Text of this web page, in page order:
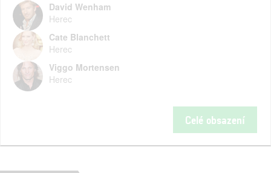
David Wenham
Herec
Cate Blanchett
Herec
Viggo Mortensen
Herec
Celé obsazení